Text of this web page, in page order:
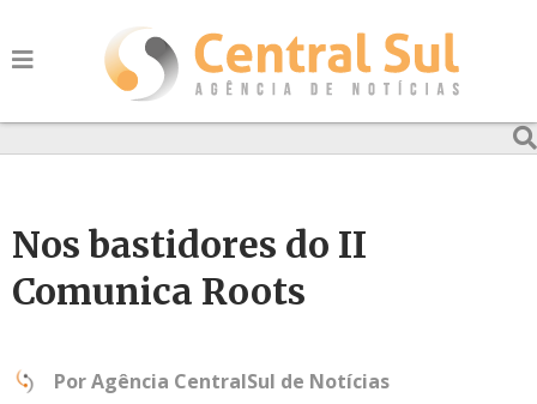
Nos bastidores do II
Comunica Roots
PorAgência CentralSul de Notícias